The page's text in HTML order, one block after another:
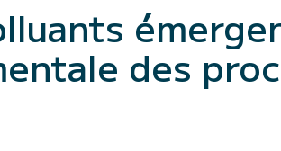
des